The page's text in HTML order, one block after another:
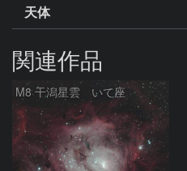
天体
関連作品
M8 干潟星雲 いて座